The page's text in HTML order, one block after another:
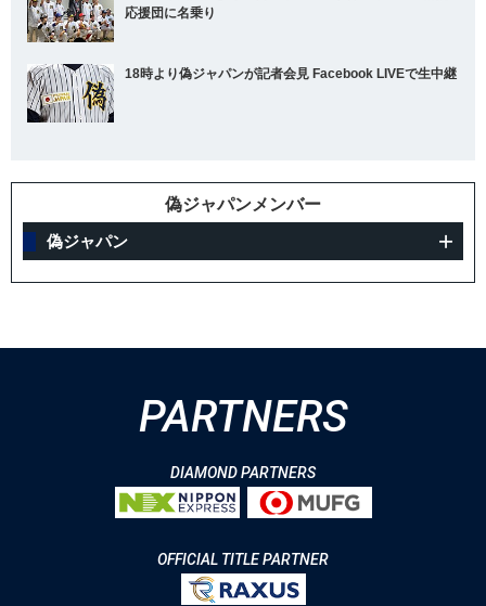
応援団に名乗り
18時より偽ジャパンが記者会見 Facebook LIVEで生中継
偽ジャパンメンバー
偽ジャパン
PARTNERS
DIAMOND PARTNERS
OFFICIAL TITLE PARTNER